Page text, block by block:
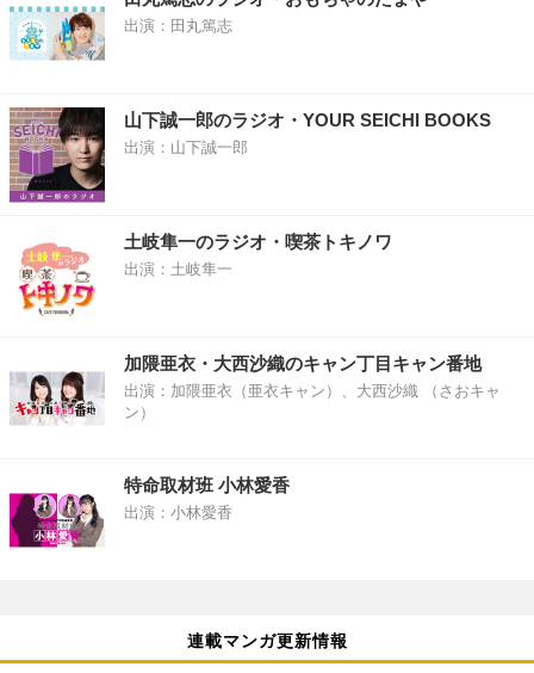
出演：田丸篤志
山下誠一郎のラジオ・YOUR SEICHI BOOKS
出演：山下誠一郎
土岐隼一のラジオ・喫茶トキノワ
出演：土岐隼一
加隈亜衣・大西沙織のキャン丁目キャン番地
出演：加隈亜衣（亜衣キャン）、大西沙織 （さおキャ
ン）
特命取材班 小林愛香
出演：小林愛香
連載マンガ更新情報